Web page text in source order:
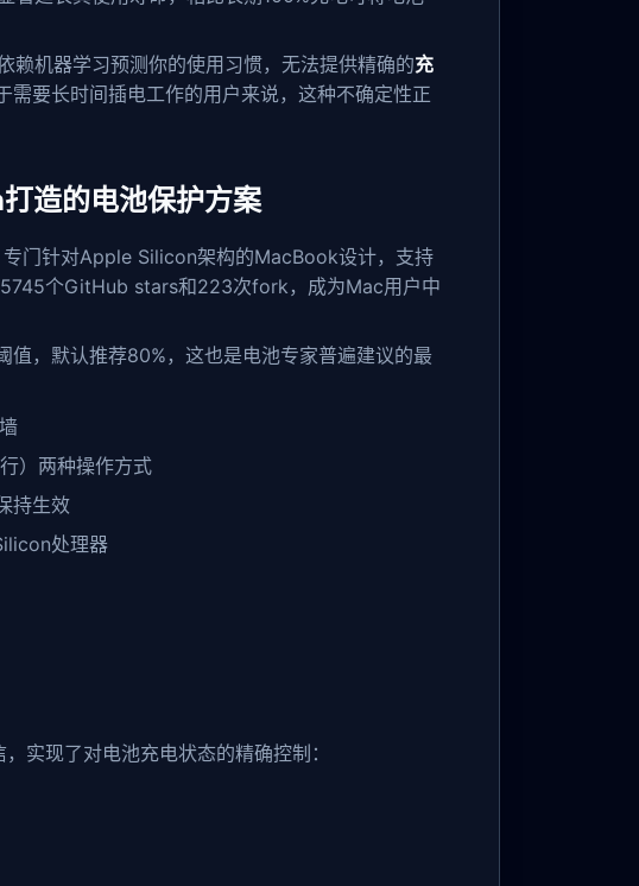
赖机器学习预测你的使用习惯，无法提供精确的充
要长时间插电工作的用户来说，这种不确定性正
造的电池保护方案
门针对Apple Silicon架构的MacBook设计，支持
个GitHub stars和223次fork，成为Mac用户中
，默认推荐80%，这也是电池专家普遍建议的最
）两种操作方式
持生效
处理器
实现了对电池充电状态的精确控制：